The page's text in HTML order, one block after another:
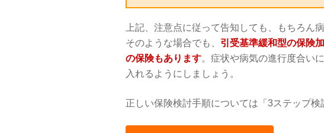
上記、注意点に従って告知しても、もちろん
そのような場合でも、 引受基準緩和型の保険
の保険もあります。症状や病気の進行度合い
入れるようにしましょう。
正しい保険検討手順については「3ステップ検